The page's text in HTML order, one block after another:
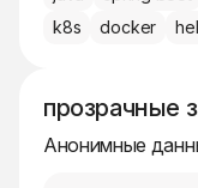
k8s
docker
прозрачные
Анонимные